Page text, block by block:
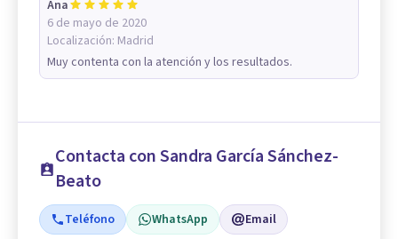
Ana
6 de mayo de 2020
Localización: Madrid
Muy contenta con la atención y los resultados.
Contacta con Sandra García Sánchez-
Beato
Teléfono WhatsApp Email